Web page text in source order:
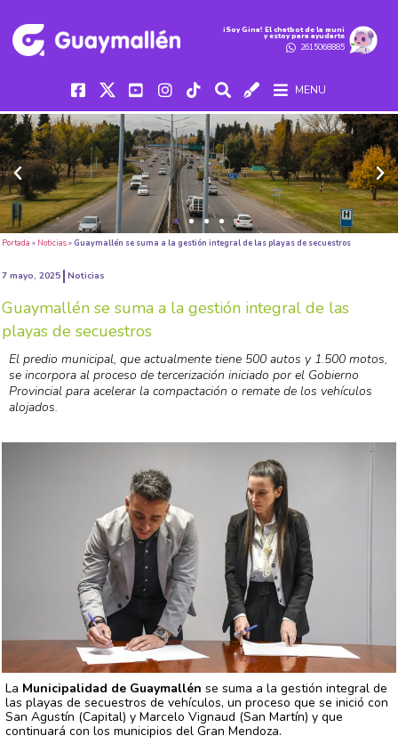
iSoy Gina! El chatbot de la muni
y estoy para ayudarte
2615068885
MENU
Portada » Noticias» Guaymallén se suma a la gestión integral de las playas de secuestros
7 mayo, 2025 Noticias
Guaymallén se suma a la gestión integral de las
playas de secuestros
El predio municipal, que actualmente tiene 500 autos y 1.500 motos,
se incorpora al proceso de tercerización iniciado por el Gobierno
Provincial para acelerar la compactación o remate de los vehículos
alojados.
La Municipalidad de Guaymallén se suma a la gestión integral de
las playas de secuestros de vehículos, un proceso que se inició con
San Agustín (Capital) y Marcelo Vignaud (San Martín) y que
continuará con los municipios del Gran Mendoza.